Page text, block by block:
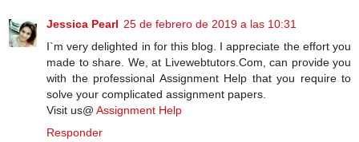
Jessica Pearl 25 de febrero de 2019 a las 10:31
I`m very delighted in for this blog. I appreciate the effort you
made to share. We, at Livewebtutors.Com, can provide you
with the professional Assignment Help that you require to
solve your complicated assignment papers.
Visit us@ Assignment Help
Responder